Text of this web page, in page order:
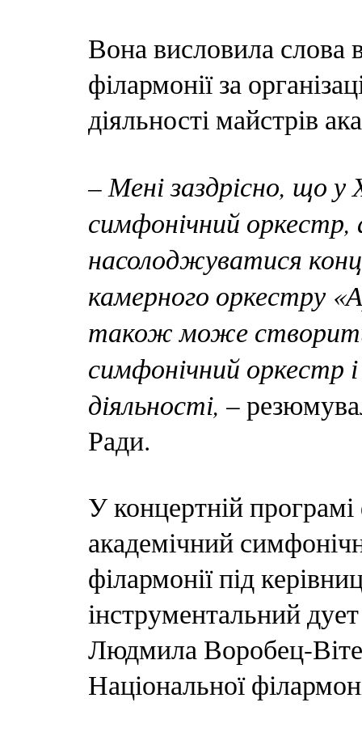
Вона висловила слова
філармонії за
діяльності майстрів
– Мені заздрісно, що у
симфонічний
насолоджуватися
камерного оркестру
також може створити
симфонічний оркестр
діяльності, –
Ради.
У концертній
академічний
філармонії під
інструментальний
Людмила Воробец-
Національної